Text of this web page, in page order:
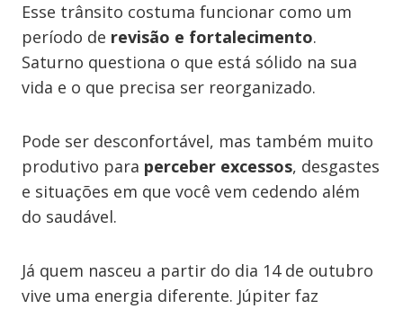
Esse trânsito costuma funcionar como um
período de revisão e fortalecimento.
Saturno questiona o que está sólido na sua
vida e o que precisa ser reorganizado.
Pode ser desconfortável, mas também muito
produtivo para perceber excessos, desgastes
e situações em que você vem cedendo além
do saudável.
Já quem nasceu a partir do dia 14 de outubro
vive uma energia diferente. Júpiter faz